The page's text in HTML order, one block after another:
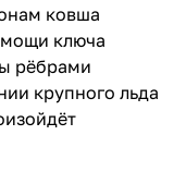
ковша
ключа
рёбрами
крупного льда